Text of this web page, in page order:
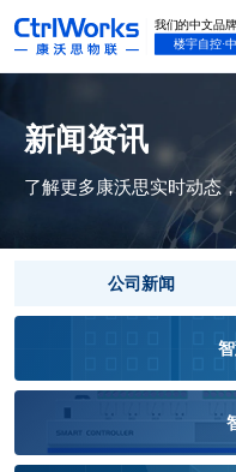
新闻资讯
了解更多康沃思实时动态
公司新闻